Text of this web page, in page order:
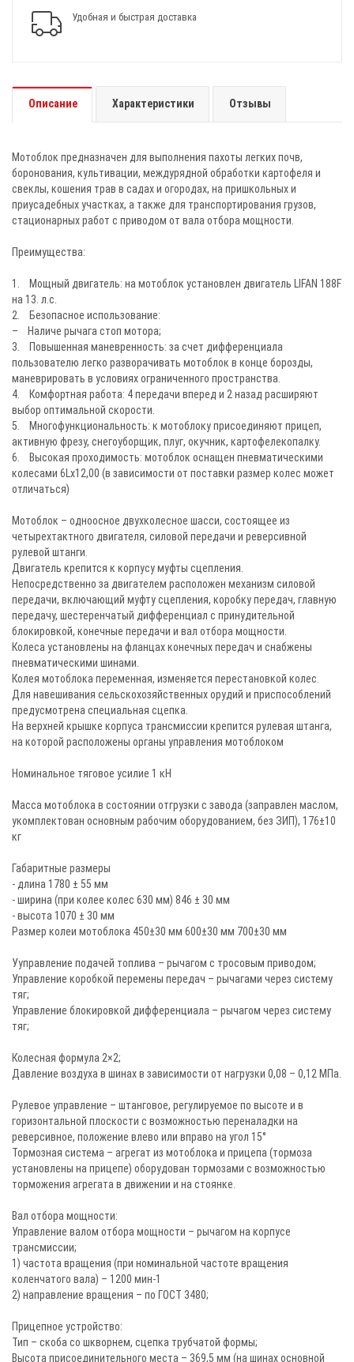
Удобная и быстрая доставка
Описание Характеристики Отзывы
Мотоблок предназначен для выполнения пахоты легких почв,
боронования, культивации, междурядной обработки картофеля и
свеклы, кошения трав в садах и огородах, на пришкольных и
приусадебных участках, а также для транспортирования грузов,
стационарных работ с приводом от вала отбора мощности.
Преимущества:
1. Мощный двигатель: на мотоблок установлен двигатель LIFAN 188F
на 13. л.с.
2. Безопасное использование:
– Наличе рычага стоп мотора;
3. Повышенная маневренность: за счет дифференциала
пользователю легко разворачивать мотоблок в конце борозды,
маневрировать в условиях ограниченного пространства.
4. Комфортная работа: 4 передачи вперед и 2 назад расширяют
выбор оптимальной скорости.
5. Многофункциональность: к мотоблоку присоединяют прицеп,
активную фрезу, снегоуборщик, плуг, окучник, картофелекопалку.
6. Высокая проходимость: мотоблок оснащен пневматическими
колесами 6Lх12,00 (в зависимости от поставки размер колес может
отличаться)
Мотоблок – одноосное двухколесное шасси, состоящее из
четырехтактного двигателя, силовой передачи и реверсивной
рулевой штанги.
Двигатель крепится к корпусу муфты сцепления.
Непосредственно за двигателем расположен механизм силовой
передачи, включающий муфту сцепления, коробку передач, главную
передачу, шестеренчатый дифференциал с принудительной
блокировкой, конечные передачи и вал отбора мощности.
Колеса установлены на фланцах конечных передач и снабжены
пневматическими шинами.
Колея мотоблока переменная, изменяется перестановкой колес.
Для навешивания сельскохозяйственных орудий и приспособлений
предусмотрена специальная сцепка.
На верхней крышке корпуса трансмиссии крепится рулевая штанга,
на которой расположены органы управления мотоблоком
Номинальное тяговое усилие 1 кН
Масса мотоблока в состоянии отгрузки с завода (заправлен маслом,
укомплектован основным рабочим оборудованием, без ЗИП), 176±10
кг
Габаритные размеры
- длина 1780 ± 55 мм
- ширина (при колее колес 630 мм) 846 ± 30 мм
- высота 1070 ± 30 мм
Размер колеи мотоблока 450±30 мм 600±30 мм 700±30 мм
Ууправление подачей топлива – рычагом с тросовым приводом;
Управление коробкой перемены передач – рычагами через систему
тяг;
Управление блокировкой дифференциала – рычагом через систему
тяг;
Колесная формула 2×2;
Давление воздуха в шинах в зависимости от нагрузки 0,08 – 0,12 МПа.
Рулевое управление – штанговое, регулируемое по высоте и в
горизонтальной плоскости с возможностью переналадки на
реверсивное, положение влево или вправо на угол 15°
Тормозная система – агрегат из мотоблока и прицепа (тормоза
установлены на прицепе) оборудован тормозами с возможностью
торможения агрегата в движении и на стоянке.
Вал отбора мощности:
Управление валом отбора мощности – рычагом на корпусе
трансмиссии;
1) частота вращения (при номинальной частоте вращения
коленчатого вала) – 1200 мин-1
2) направление вращения – по ГОСТ 3480;
Прицепное устройство:
Тип – скоба со шкворнем, сцепка трубчатой формы;
Высота присоединительного места – 369,5 мм (на шинах основной